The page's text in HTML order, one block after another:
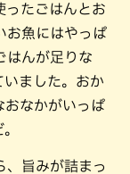
ったごはんとお
お魚にはやっぱ
はんが足りな
いました。おか
おなかがいっぱ
、旨みが詰まっ